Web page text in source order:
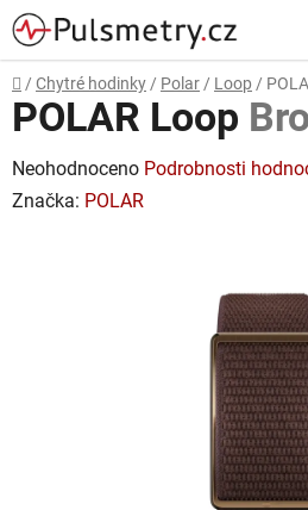
Přejít
na
obsah
Domů
/ Chytré hodinky / Polar / Loop /
POLAR Loop
Průměrné
hodnocení
Neohodnoceno Podrobnosti
Značka: POLAR